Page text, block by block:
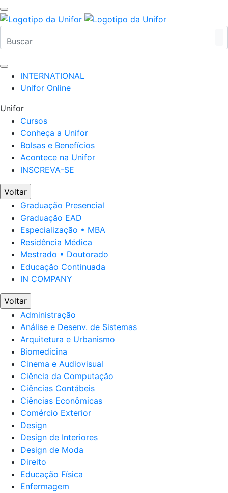
INTERNATIONAL
Unifor Online
Unifor
Cursos
Conheça a Unifor
Bolsas e Benefícios
Acontece na Unifor
INSCREVA-SE
Voltar
Graduação Presencial
Graduação EAD
Especialização • MBA
Residência Médica
Mestrado • Doutorado
Educação Continuada
IN COMPANY
Voltar
Administração
Análise e Desenv. de Sistemas
Arquitetura e Urbanismo
Biomedicina
Cinema e Audiovisual
Ciência da Computação
Ciências Contábeis
Ciências Econômicas
Comércio Exterior
Design
Design de Interiores
Design de Moda
Direito
Educação Física
Enfermagem